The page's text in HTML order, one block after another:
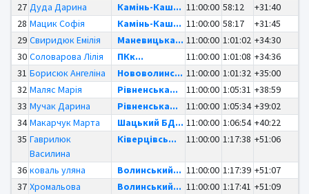
27 Дуда Дарина Камінь-Каш... 11:00:00 58:12
+31:40
28 Мацик Софія Камінь-Каш... 11:00:00 58:17
+31:45
29 Свиридюк Емілія Маневицька... 11:00:00 1:01:02 +34:30
30 Соловарова Лілія ПКк... 11:00:00 1:01:08 +34:36
31 Борисюк Ангеліна Нововолинс... 11:00:00 1:01:32 +35:00
32 Маляс Марія Рівненська... 11:00:00 1:05:31 +38:59
33 Мучак Дарина Рівненська... 11:00:00 1:05:34 +39:02
34 Макарчук Марта Шацький БД... 11:00:00 1:06:54 +40:22
35 Гаврилюк
Василина
Ківерцівсь... 11:00:00 1:17:38 +51:06
36 коваль уляна Волинський... 11:00:00 1:17:39 +51:07
37 Хромальова
Волинський... 11:00:00 1:17:41 +51:09